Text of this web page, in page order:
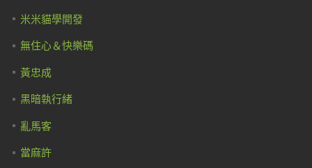
米米貓學開發
無住心＆快樂碼
黃忠成
黑暗執行緒
亂馬客
當麻許